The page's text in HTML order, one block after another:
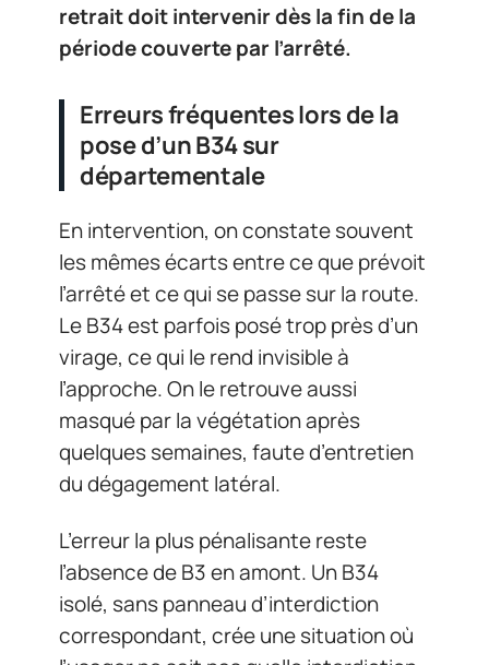
retrait doit intervenir dès la fin de la
période couverte par l’arrêté.
Erreurs fréquentes lors de la
pose d’un B34 sur
départementale
En intervention, on constate souvent
les mêmes écarts entre ce que prévoit
l’arrêté et ce qui se passe sur la route.
Le B34 est parfois posé trop près d’un
virage, ce qui le rend invisible à
l’approche. On le retrouve aussi
masqué par la végétation après
quelques semaines, faute d’entretien
du dégagement latéral.
L’erreur la plus pénalisante reste
l’absence de B3 en amont. Un B34
isolé, sans panneau d’interdiction
correspondant, crée une situation où